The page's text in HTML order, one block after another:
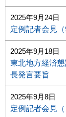
2025年9月24日
定例記者会見
2025年9月18日
東北地方経済
長発言要旨
2025年9月8日
定例記者会見